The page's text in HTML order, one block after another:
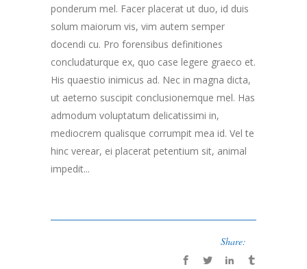
ponderum mel. Facer placerat ut duo, id duis
solum maiorum vis, vim autem semper
docendi cu. Pro forensibus definitiones
concludaturque ex, quo case legere graeco et.
His quaestio inimicus ad. Nec in magna dicta,
ut aeterno suscipit conclusionemque mel. Has
admodum voluptatum delicatissimi in,
mediocrem qualisque corrumpit mea id. Vel te
hinc verear, ei placerat petentium sit, animal
impedit...
Share: